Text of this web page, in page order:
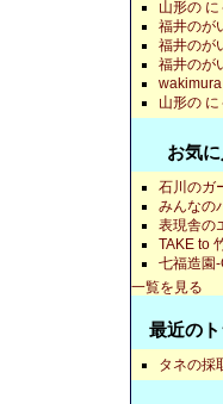
山形の に
福井のが
福井のが
福井のが
wakimura
山形の に
お気
石川のガ
みんなの
表現舎の
TAKE to
七福造園
一覧を見る
最近の
タネの採